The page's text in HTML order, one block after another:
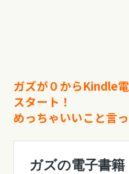
ガズが０からKindle
スタート！
めっちゃいいこと言